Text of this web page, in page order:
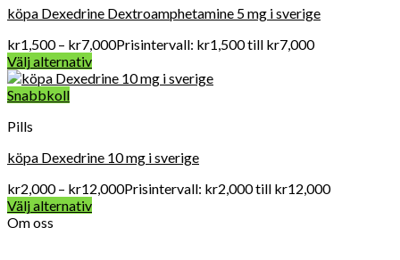
köpa Dexedrine Dextroamphetamine 5 mg i sverige
kr1,500 – kr7,000Prisintervall: kr1,500 till kr7,000
Välj alternativ
Snabbkoll
Pills
köpa Dexedrine 10 mg i sverige
kr2,000 – kr12,000Prisintervall: kr2,000 till kr12,000
Välj alternativ
Om oss